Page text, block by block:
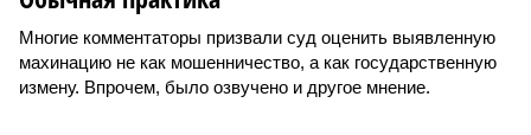
Многие комментаторы призвали суд оценить выявленную
махинацию не как мошенничество, а как государственную
измену. Впрочем, было озвучено и другое мнение.